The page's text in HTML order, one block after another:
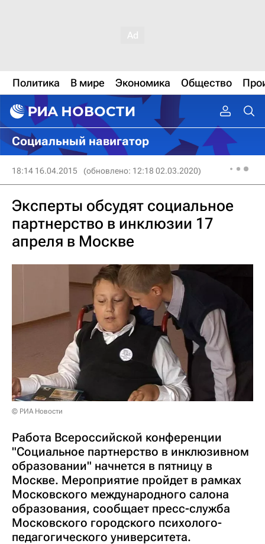
Политика В мире Экономика Общество
Социальный навигатор
18:14 16.04.2015 (обновлено: 12:18 02.03.2020)
Эксперты обсудят социальное
партнерство в инклюзии 17
апреля в Москве
© РИА Новости
Работа Всероссийской конференции
"Социальное партнерство в инклюзивном
образовании" начнется в пятницу в
Москве. Мероприятие пройдет в рамках
Московского международного салона
образования, сообщает пресс-служба
Московского городского психолого-
педагогического университета.